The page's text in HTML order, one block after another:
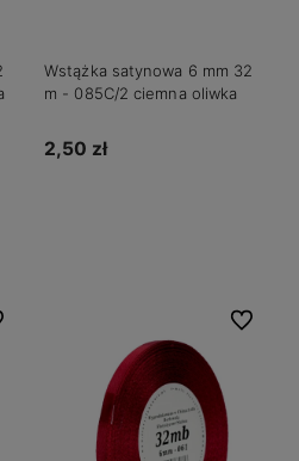
Wstążka satynowa 6 mm 32
m - 085C/2 ciemna oliwka
2,50 zł
ulubionych Do